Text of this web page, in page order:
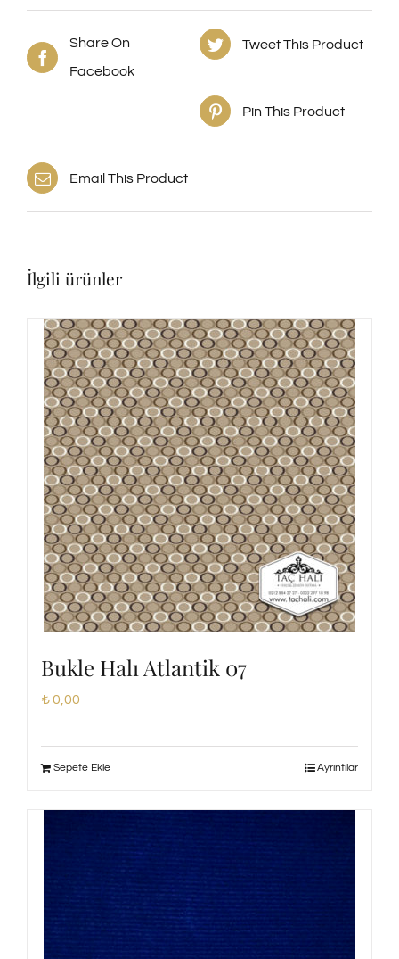
Share On
Facebook
Tweet This Product
Pin This Product
Email This Product
İlgili ürünler
Bukle Halı Atlantik 07
₺0,00
Sepete Ekle Ayrıntılar